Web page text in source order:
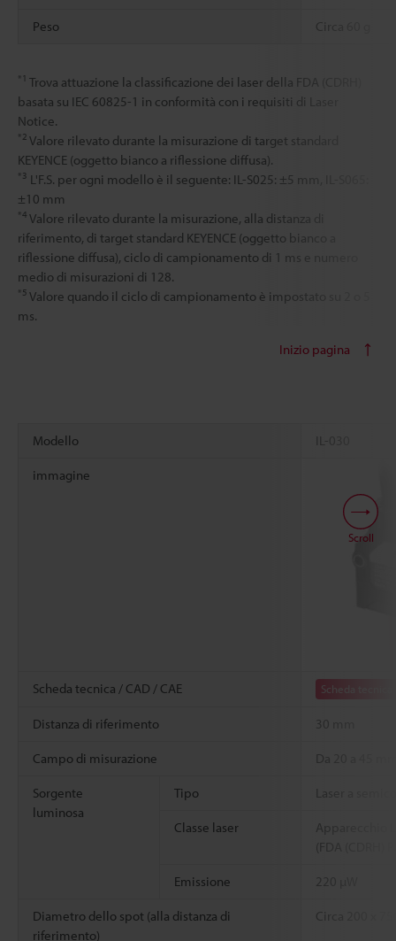
Peso Circa 60 g
*1 Trova attuazione la classificazione dei laser della FDA (CDRH)
basata su IEC 60825-1 in conformità con i requisiti di Laser
Notice.
*2 Valore rilevato durante la misurazione di target standard
KEYENCE (oggetto bianco a riflessione diffusa).
*3 L'F.S. per ogni modello è il seguente: IL-S025: ±5 mm, IL-S065:
±10 mm
*4 Valore rilevato durante la misurazione, alla distanza di
riferimento, di target standard KEYENCE (oggetto bianco a
riflessione diffusa), ciclo di campionamento di 1 ms e numero
medio di misurazioni di 128.
*5 Valore quando il ciclo di campionamento è impostato su 2 o 5
ms.
Inizio pagina
Modello IL-030
immagine
Scheda tecnica / CAD / CAE Scheda tecnica
Distanza di riferimento 30 mm
Campo di misurazione Da 20 a 45
Sorgente
luminosa
Tipo Laser a
Classe laser
Apparecchio
(FDA (CDRH)
Emissione 220 µW
Diametro dello spot (alla distanza di
riferimento)
Circa 200 x
Scroll